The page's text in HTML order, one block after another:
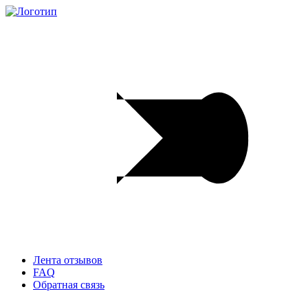
Лента отзывов
FAQ
Обратная связь